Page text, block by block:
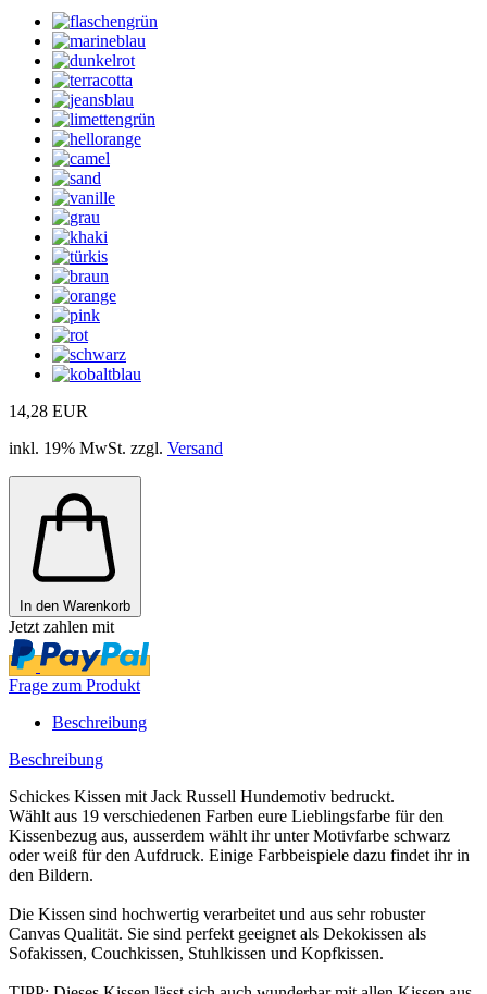
14,28 EUR
inkl. 19% MwSt. zzgl. Versand
In den Warenkorb
Jetzt zahlen mit
Frage zum Produkt
Beschreibung
Beschreibung
Schickes Kissen mit Jack Russell Hundemotiv bedruckt.
Wählt aus 19 verschiedenen Farben eure Lieblingsfarbe für den
Kissenbezug aus, ausserdem wählt ihr unter Motivfarbe schwarz
oder weiß für den Aufdruck. Einige Farbbeispiele dazu findet ihr in
den Bildern.
Die Kissen sind hochwertig verarbeitet und aus sehr robuster
Canvas Qualität. Sie sind perfekt geeignet als Dekokissen als
Sofakissen, Couchkissen, Stuhlkissen und Kopfkissen.